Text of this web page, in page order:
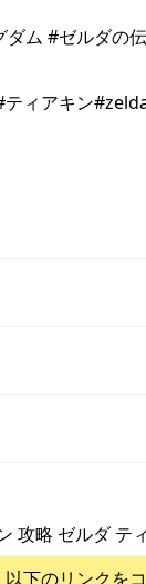
ィアキン
攻略 ゼルダ テ
下のリンクを